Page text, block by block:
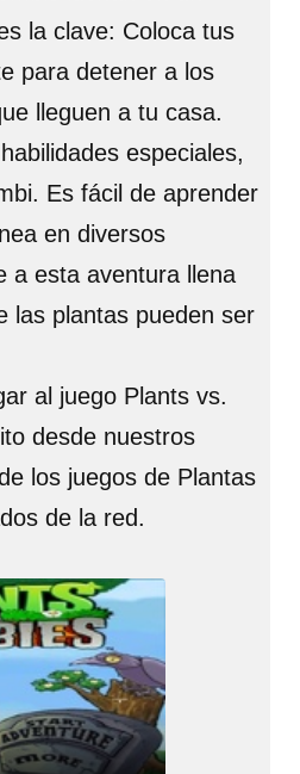
la clave: Coloca tus
para detener a los
lleguen a tu casa.
especiales,
Es fácil de aprender
en diversos
a esta aventura llena
las plantas pueden ser
al juego Plants vs.
desde nuestros
los juegos de Plantas
de la red.